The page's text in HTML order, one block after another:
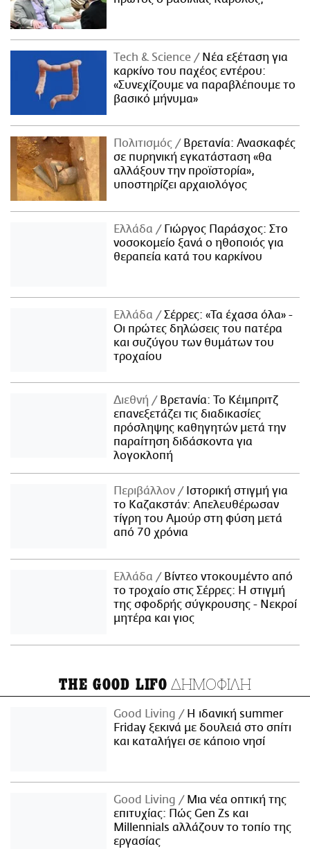
Τech & Science
Νέα εξέταση για
καρκίνο του παχέος εντέρου:
«Συνεχίζουμε να παραβλέπουμε το
βασικό μήνυμα»
Πολιτισμός
Βρετανία: Ανασκαφές
σε πυρηνική εγκατάσταση «θα
αλλάξουν την προϊστορία»,
υποστηρίζει αρχαιολόγος
Ελλάδα
Γιώργος Παράσχος: Στο
νοσοκομείο ξανά ο ηθοποιός για
θεραπεία κατά του καρκίνου
Ελλάδα
Σέρρες: «Τα έχασα όλα» -
Οι πρώτες δηλώσεις του πατέρα
και συζύγου των θυμάτων του
τροχαίου
Διεθνή
Βρετανία: Το Κέιμπριτζ
επανεξετάζει τις διαδικασίες
πρόσληψης καθηγητών μετά την
παραίτηση διδάσκοντα για
λογοκλοπή
Περιβάλλον
Ιστορική στιγμή για
το Καζακστάν: Απελευθέρωσαν
τίγρη του Αμούρ στη φύση μετά
από 70 χρόνια
Ελλάδα
Βίντεο ντοκουμέντο από
το τροχαίο στις Σέρρες: Η στιγμή
της σφοδρής σύγκρουσης - Νεκροί
μητέρα και γιος
THE GOOD LIFO ΔΗΜΟΦΙΛΗ
Good Living
Η ιδανική summer
Friday ξεκινά με δουλειά στο σπίτι
και καταλήγει σε κάποιο νησί
Good Living
Μια νέα οπτική της
επιτυχίας: Πώς Gen Zs και
Millennials αλλάζουν το τοπίο της
εργασίας